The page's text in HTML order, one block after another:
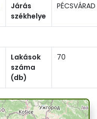
Járás
székhelye
PÉCSVÁRAD
Lakások
száma
(db)
70